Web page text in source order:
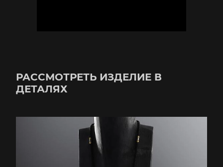
РАССМОТРЕТЬ ИЗДЕЛИЕ В
ДЕТАЛЯХ